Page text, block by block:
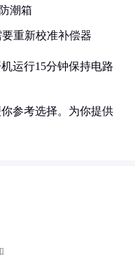
潮箱
要重新校准补偿器
运行15分钟保持电路
参考选择。为你提供